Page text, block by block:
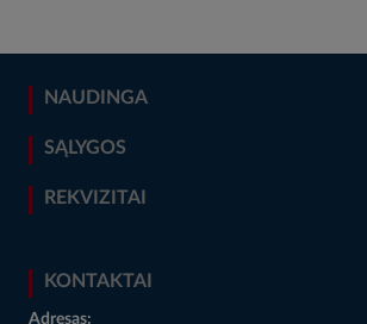
NAUDINGA
SĄLYGOS
REKVIZITAI
KONTAKTAI
Adresas: